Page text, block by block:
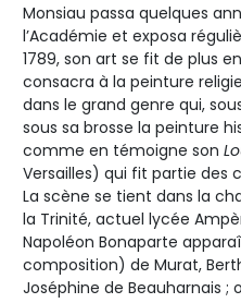
Monsiau passa quelques
l’Académie et exposa
1789, son art se fit de plus
consacra à la peinture
dans le grand genre qui,
sous sa brosse la peinture
comme en témoigne son
Versailles) qui fit partie des
La scène se tient dans la
la Trinité, actuel lycée
Napoléon Bonaparte
composition) de Murat,
Joséphine de Beauharnais